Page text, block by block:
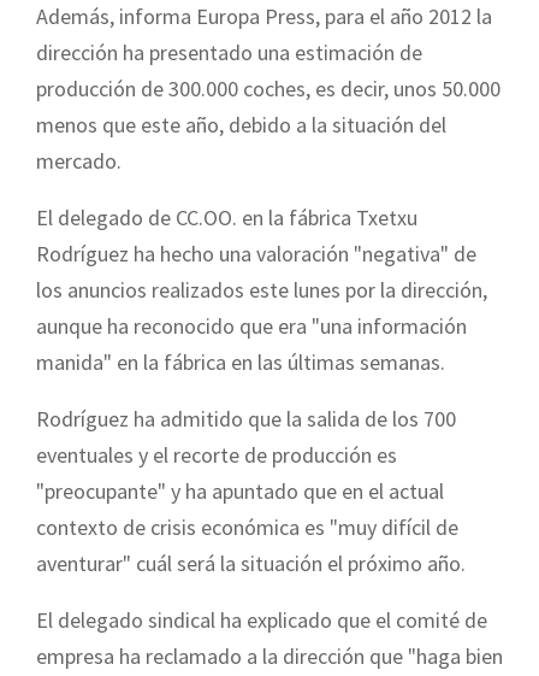
Además, informa Europa Press, para el año 2012 la
dirección ha presentado una estimación de
producción de 300.000 coches, es decir, unos 50.000
menos que este año, debido a la situación del
mercado.
El delegado de CC.OO. en la fábrica Txetxu
Rodríguez ha hecho una valoración "negativa" de
los anuncios realizados este lunes por la dirección,
aunque ha reconocido que era "una información
manida" en la fábrica en las últimas semanas.
Rodríguez ha admitido que la salida de los 700
eventuales y el recorte de producción es
"preocupante" y ha apuntado que en el actual
contexto de crisis económica es "muy difícil de
aventurar" cuál será la situación el próximo año.
El delegado sindical ha explicado que el comité de
empresa ha reclamado a la dirección que "haga bien